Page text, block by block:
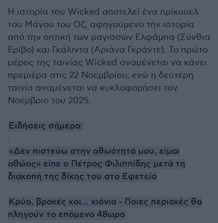
Η ιστορία του Wicked αποτελεί ένα πρίκουελ
του Μάγου του Οζ, αφηγούμενο την ιστορία
από την οπτική των μαγισσών Ελφάμπα (Σύνθια
Ερίβο) και Γκάλιντα (Αριάνα Γκράντε). Το πρώτο
μέρος της ταινίας Wicked αναμένεται να κάνει
πρεμιέρα στις 22 Νοεμβρίου, ενώ η δεύτερη
ταινία αναμένεται να κυκλοφορήσει τον
Νοέμβριο του 2025.
Ειδήσεις σήμερα:
«Δεν πιστεύω στην αθωότητά μου, είμαι
αθώος» είπε ο Πέτρος Φιλιππίδης μετά τη
διακοπή της δίκης του στο Εφετείο
Κρύο, βροχές και... χιόνια - Ποιες περιοχές θα
πληγούν το επόμενο 48ωρο